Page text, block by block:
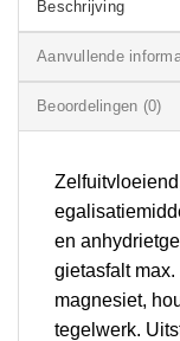
Beschrijving
Aanvullende
Beoordelingen (0)
en
gietasfalt
magnesiet,
tegelwerk.